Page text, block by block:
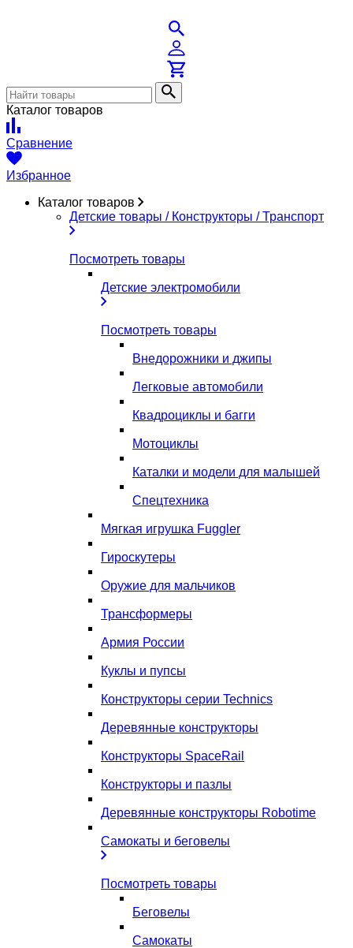
Каталог товаров
Сравнение
Избранное
Каталог товаров
Детские товары / Конструкторы / Транспорт
Посмотреть товары
Детские электромобили
Посмотреть товары
Внедорожники и джипы
Легковые автомобили
Квадроциклы и багги
Мотоциклы
Каталки и модели для малышей
Спецтехника
Мягкая игрушка Fuggler
Гироскутеры
Оружие для мальчиков
Трансформеры
Армия России
Куклы и пупсы
Конструкторы серии Technics
Деревянные конструкторы
Конструкторы SpaceRail
Конструкторы и пазлы
Деревянные конструкторы Robotime
Самокаты и беговелы
Посмотреть товары
Беговелы
Самокаты